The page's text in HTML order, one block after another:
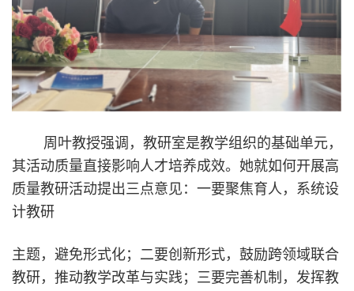
周叶教授强调，教研室是教学组织的基础单元，
其活动质量直接影响人才培养成效。她就如何开展高
质量教研活动提出三点意见：一要聚焦育人，系统设
计教研
主题，避免形式化；二要创新形式，鼓励跨领域联合
教研，推动教学改革与实践；三要完善机制，发挥教